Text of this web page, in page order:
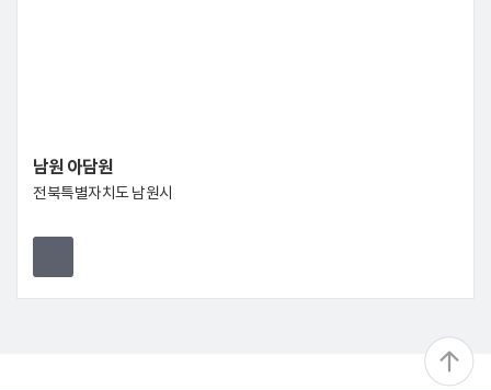
남원 아담원
전북특별자치도 남원시